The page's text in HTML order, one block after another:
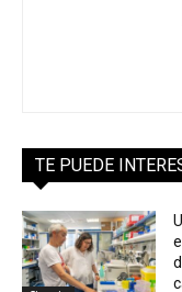
TE PUEDE